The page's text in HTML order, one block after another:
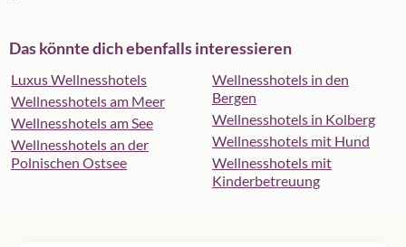
Das könnte dich ebenfalls interessieren
Luxus Wellnesshotels
Wellnesshotels am Meer
Wellnesshotels am See
Wellnesshotels an der
Polnischen Ostsee
Wellnesshotels in den
Bergen
Wellnesshotels in Kolberg
Wellnesshotels mit Hund
Wellnesshotels mit
Kinderbetreuung